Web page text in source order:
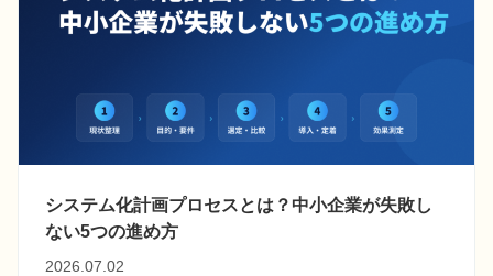
システム化計画プロセスとは？中小企業が失敗し
ない5つの進め方
2026.07.02